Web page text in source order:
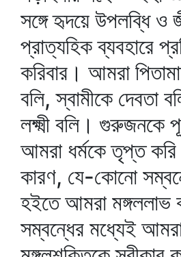
সঙ্গে হৃদয়ে উপলব্ধি ও
প্রাত্যহিক ব্যবহারে
করিবার। আমরা
বলি, স্বামীকে দেবতা
লক্ষ্মী বলি। গুরুজনকে
আমরা ধর্মকে তৃপ্ত
কারণ, যে-কোনো
হইতে আমরা মঙ্গললাভ
সম্বন্ধের মধ্যেই